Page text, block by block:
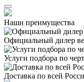
Наши преимущества
Официальный дилер
Услуги подбора по
Доставка по всей